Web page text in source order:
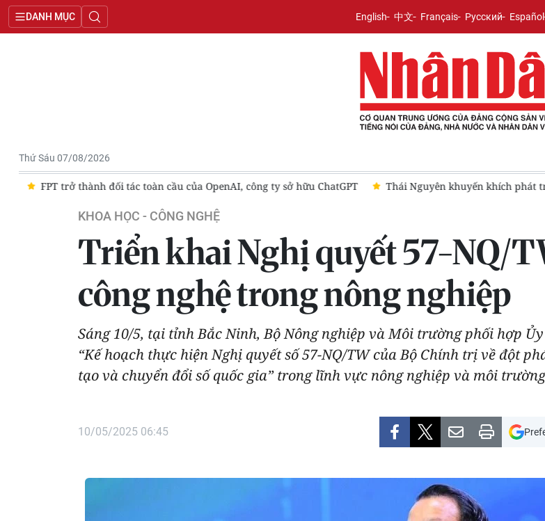
DANH MỤC English 中文 Français Русский Español
Thứ Sáu 07/08/2026
FPT trở thành đối tác toàn cầu của OpenAI, công ty sở hữu ChatGPT Thái Nguyên khuyến khích phát
KHOA HỌC - CÔNG NGHỆ
Triển khai Nghị quyết 57-NQ/
công nghệ trong nông nghiệp
Sáng 10/5, tại tỉnh Bắc Ninh, Bộ Nông nghiệp và Môi trường phối hợp
“Kế hoạch thực hiện Nghị quyết số 57-NQ/TW của Bộ Chính trị về đột
tạo và chuyển đổi số quốc gia” trong lĩnh vực nông nghiệp và môi
10/05/2025 06:45